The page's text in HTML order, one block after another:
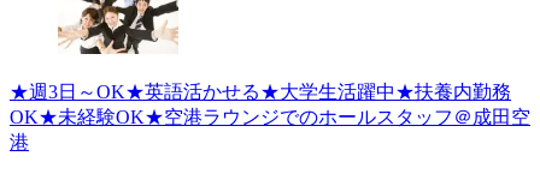
★週3日～OK★英語活かせる★大学生活躍中★扶養内勤務
OK★未経験OK★空港ラウンジでのホールスタッフ＠成田空
港